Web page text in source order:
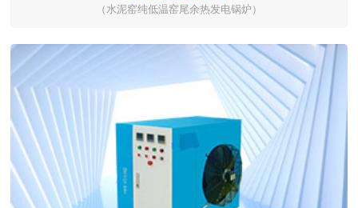
（水泥窑纯低温窑尾余热发电锅炉）